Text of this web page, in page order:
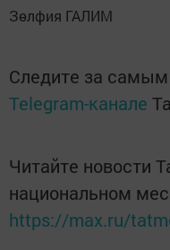
Зөлфия ГАЛИМ
Следите за
Telegram-канале
Читайте новости
национальном
https://max.ru/